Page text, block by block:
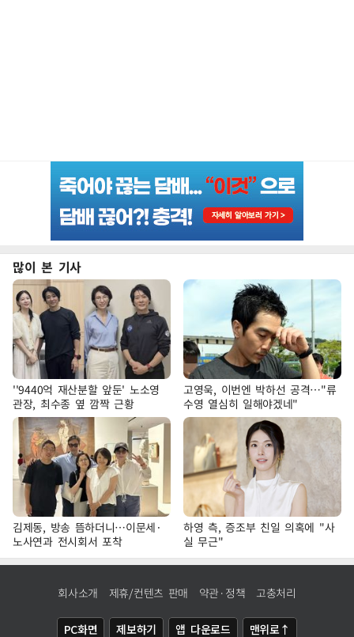
많이 본 기사
''9440억 재산분할 앞둔' 노소영
관장, 최수종 옆 깜짝 근황
고영욱, 이번엔 박하선 공격…"류
수영 열심히 일해야겠네"
김제동, 방송 뜸하더니…이문세·
노사연과 전시회서 포착
하영 측, 증조부 친일 의혹에 "사
실 무근"
회사소개 제휴/컨텐츠 판매 약관·정책 고충처리
PC화면 제보하기 앱 다운로드 맨위로↑